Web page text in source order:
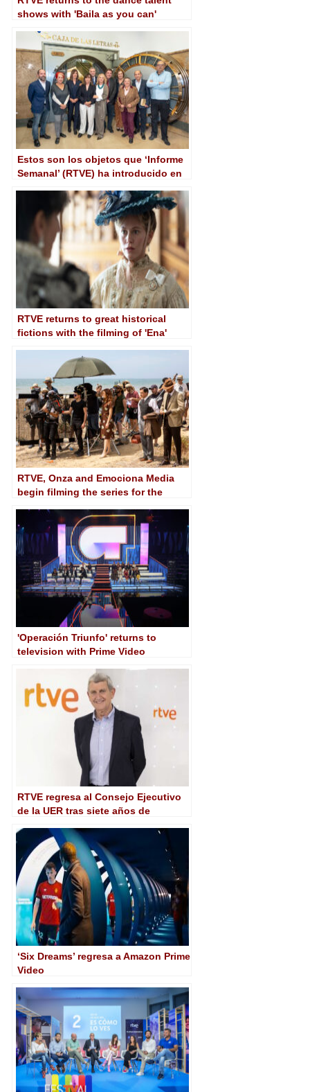
shows with 'Baila as you can'
Estos son los objetos que ‘Informe
Semanal’ (RTVE) ha introducido en
Cervantes
RTVE returns to great historical
fictions with the filming of 'Ena'
RTVE, Onza and Emociona Media
begin filming the series for the
Inglés'
'Operación Triunfo' returns to
television with Prime Video
RTVE regresa al Consejo Ejecutivo
de la UER tras siete años de
‘Six Dreams’ regresa a Amazon Prime
Video